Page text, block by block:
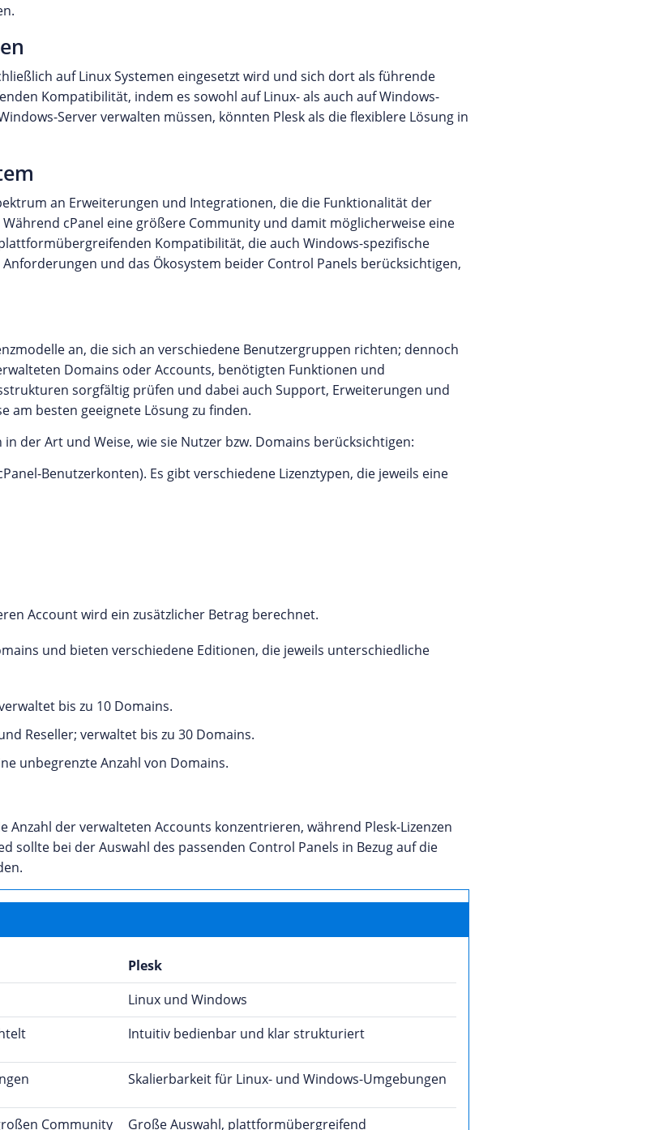
auf Linux Systemen eingesetzt wird und sich dort als führende
Kompatibilität, indem es sowohl auf Linux- als auch auf Windows-
Server verwalten müssen, könnten Plesk als die flexiblere Lösung in
an Erweiterungen und Integrationen, die die Funktionalität der
cPanel eine größere Community und damit möglicherweise eine
Kompatibilität, die auch Windows-spezifische
und das Ökosystem beider Control Panels berücksichtigen,
an, die sich an verschiedene Benutzergruppen richten; dennoch
Domains oder Accounts, benötigten Funktionen und
sorgfältig prüfen und dabei auch Support, Erweiterungen und
am besten geeignete Lösung zu finden.
der Art und Weise, wie sie Nutzer bzw. Domains berücksichtigen:
Benutzerkonten). Es gibt verschiedene Lizenztypen, die jeweils eine
Account wird ein zusätzlicher Betrag berechnet.
und bieten verschiedene Editionen, die jeweils unterschiedliche
bis zu 10 Domains.
Reseller; verwaltet bis zu 30 Domains.
unbegrenzte Anzahl von Domains.
Anzahl der verwalteten Accounts konzentrieren, während Plesk-Lizenzen
bei der Auswahl des passenden Control Panels in Bezug auf die
Plesk
Linux und Windows
Intuitiv bedienbar und klar strukturiert
Skalierbarkeit für Linux- und Windows-Umgebungen
Community Große Auswahl, plattformübergreifend